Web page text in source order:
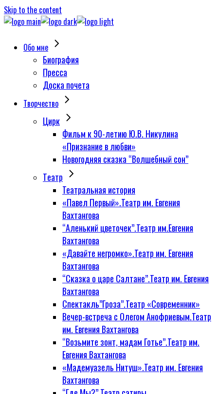
Skip to the content
Обо мне
Биография
Пресса
Доска почета
Творчество
Цирк
Фильм к 90-летию Ю.В. Никулина
«Признание в любви»
Новогодняя сказка “Волшебный сон”
Tеатр
Театральная история
«Павел Первый».Театр им. Евгения
Вахтангова
“Аленький цветочек”.Театр им.Евгения
Вахтангова
«Давайте негромко».Театр им. Евгения
Вахтангова
“Сказка о царе Салтане”.Театр им. Евгения
Вахтангова
Спектакль”Гроза”.Театр «Современник»
Вечер-встреча с Олегом Анофриевым.Театр
им. Евгения Вахтангова
“Возьмите зонт, мадам Готье”.Театр им.
Евгения Вахтангова
«Мадемуазель Нитуш».Театр им. Евгения
Вахтангова